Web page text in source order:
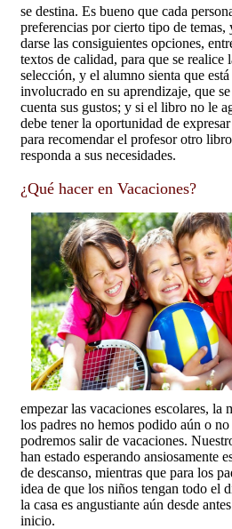
se destina. Es bueno que cada
preferencias por cierto tipo de temas,
darse las consiguientes opciones,
textos de calidad, para que se realice
selección, y el alumno sienta que está
involucrado en su aprendizaje, que
cuenta sus gustos; y si el libro no le
debe tener la oportunidad de
para recomendar el profesor otro
responda a sus necesidades.
¿Qué hacer en Vacaciones?
empezar las vacaciones escolares, la
los padres no hemos podido aún o no
podremos salir de vacaciones.
han estado esperando ansiosamente
de descanso, mientras que para los
idea de que los niños tengan todo el
la casa es angustiante aún desde
inicio.